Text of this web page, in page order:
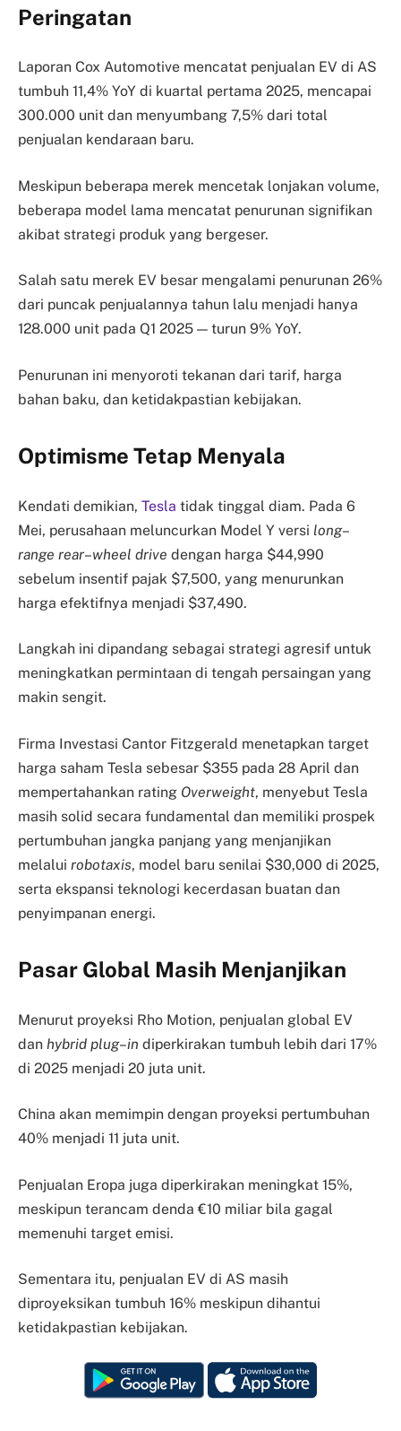
Peringatan
Laporan Cox Automotive mencatat penjualan EV di AS
tumbuh 11,4% YoY di kuartal pertama 2025, mencapai
300.000 unit dan menyumbang 7,5% dari total
penjualan kendaraan baru.
Meskipun beberapa merek mencetak lonjakan volume,
beberapa model lama mencatat penurunan signifikan
akibat strategi produk yang bergeser.
Salah satu merek EV besar mengalami penurunan 26%
dari puncak penjualannya tahun lalu menjadi hanya
128.000 unit pada Q1 2025 — turun 9% YoY.
Penurunan ini menyoroti tekanan dari tarif, harga
bahan baku, dan ketidakpastian kebijakan.
Optimisme Tetap Menyala
Kendati demikian, Tesla tidak tinggal diam. Pada 6
Mei, perusahaan meluncurkan Model Y versi long–
range rear–wheel drive dengan harga $44,990
sebelum insentif pajak $7,500, yang menurunkan
harga efektifnya menjadi $37,490.
Langkah ini dipandang sebagai strategi agresif untuk
meningkatkan permintaan di tengah persaingan yang
makin sengit.
Firma Investasi Cantor Fitzgerald menetapkan target
harga saham Tesla sebesar $355 pada 28 April dan
mempertahankan rating Overweight, menyebut Tesla
masih solid secara fundamental dan memiliki prospek
pertumbuhan jangka panjang yang menjanjikan
melalui robotaxis, model baru senilai $30,000 di 2025,
serta ekspansi teknologi kecerdasan buatan dan
penyimpanan energi.
Pasar Global Masih Menjanjikan
Menurut proyeksi Rho Motion, penjualan global EV
dan hybrid plug–in diperkirakan tumbuh lebih dari 17%
di 2025 menjadi 20 juta unit.
China akan memimpin dengan proyeksi pertumbuhan
40% menjadi 11 juta unit.
Penjualan Eropa juga diperkirakan meningkat 15%,
meskipun terancam denda €10 miliar bila gagal
memenuhi target emisi.
Sementara itu, penjualan EV di AS masih
diproyeksikan tumbuh 16% meskipun dihantui
ketidakpastian kebijakan.